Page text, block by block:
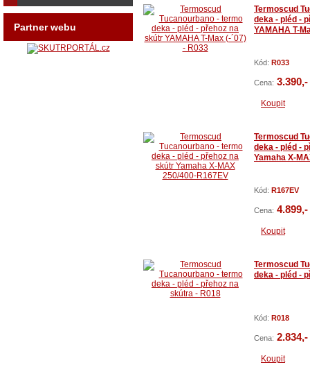
Termoscud
deka - pléd -
YAMAHA T-
Kód: R033
Cena:
Koupit
Termoscud
deka - pléd -
Yamaha X-
Kód: R167EV
Cena:
Koupit
Termoscud
deka - pléd -
Kód: R018
Cena:
Koupit
Partner webu